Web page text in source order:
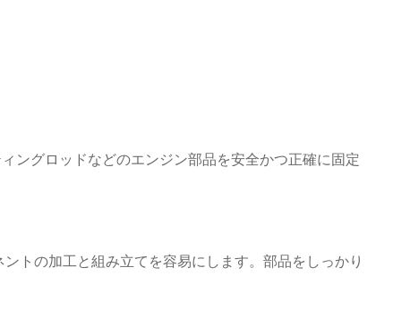
ングロッドなどのエンジン部品を安全かつ正確に固定
トの加工と組み立てを容易にします。部品をしっかり